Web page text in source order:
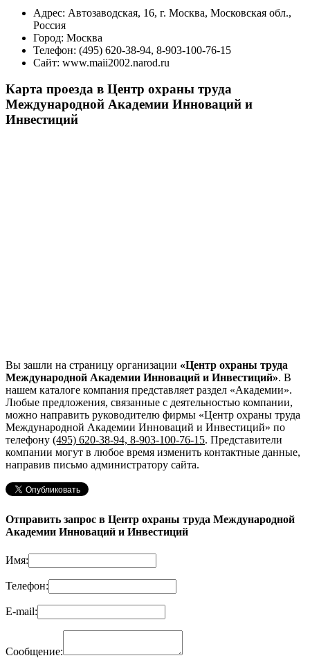
Адрес: Автозаводская, 16, г. Москва, Московская обл.,
Россия
Город: Москва
Телефон: (495) 620-38-94, 8-903-100-76-15
Сайт: www.maii2002.narod.ru
Карта проезда в Центр охраны труда
Международной Академии Инноваций и
Инвестиций
Вы зашли на страницу организации «Центр охраны труда
Международной Академии Инноваций и Инвестиций». В
нашем каталоге компания представляет раздел «Академии».
Любые предложения, связанные с деятельностью компании,
можно направить руководителю фирмы «Центр охраны труда
Международной Академии Инноваций и Инвестиций» по
телефону (495) 620-38-94, 8-903-100-76-15. Представители
компании могут в любое время изменить контактные данные,
направив письмо администратору сайта.
Отправить запрос в Центр охраны труда Международной
Академии Инноваций и Инвестиций
Имя:
Телефон:
E-mail:
Сообщение: